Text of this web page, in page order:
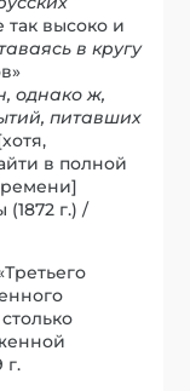
так высоко и
в кругу
однако ж,
питавших
в полной
г.) /
г.